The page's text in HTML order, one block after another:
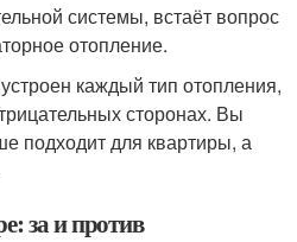
системы, встаёт вопрос
отопление.
каждый тип отопления,
сторонах. Вы
подходит для квартиры, а
за и против